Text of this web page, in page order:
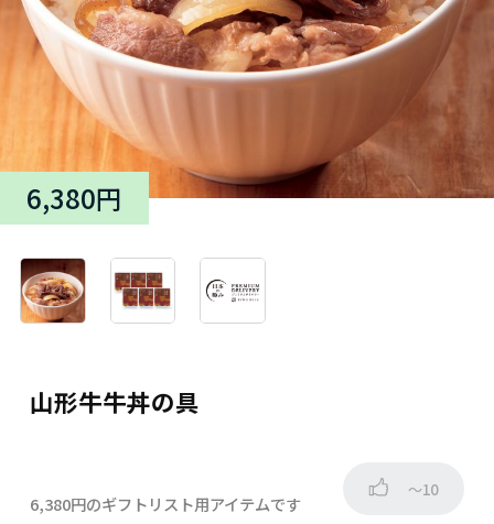
山形牛牛丼の具
6,380円
6,380円のギフトリスト用アイテムです
～10